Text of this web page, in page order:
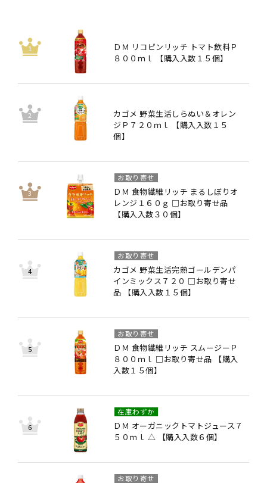
ＤＭ リコピンリッチ トマト飲料Ｐ
８００ｍｌ 【購入入数１５個】
カゴメ 野菜生活しらぬい＆オレン
ジＰ７２０ｍｌ 【購入入数１５
個】
ＤＭ 食物繊維リッチ まるしぼりオ
レンジ１６０ｇ □お取り寄せ品
【購入入数３０個】
お取り寄せ
カゴメ 野菜生活完熟ゴールデンパ
インミックス７２０ □お取り寄せ
品 【購入入数１５個】
お取り寄せ
ＤＭ 食物繊維リッチ スムージーＰ
８００ｍｌ □お取り寄せ品 【購入
入数１５個】
お取り寄せ
ＤＭ オーガニックトマトジュース７
５０ｍｌ △ 【購入入数６個】
在庫わずか
お取り寄せ